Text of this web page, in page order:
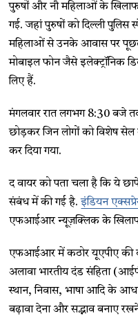
पुरुषों और नौ महिलाओं के
गई. जहां पुरुषों को दिल्ली पुलिस
महिलाओं से उनके आवास पर
मोबाइल फोन जैसे इलेक्ट्रॉनिक
लिए हैं.
मंगलवार रात लगभग 8:30 बजे
छोड़कर जिन लोगों को विशेष सेल
कर दिया गया.
द वायर को पता चला है कि ये
संबंध में की गई है.इंडियन
एफआईआर न्यूज़क्लिक के खिलाफ
एफआईआर में कठोर यूएपीए की
अलावा भारतीय दंड संहिता
स्थान, निवास, भाषा आदि के
बढ़ावा देना और सद्भाव बनाए